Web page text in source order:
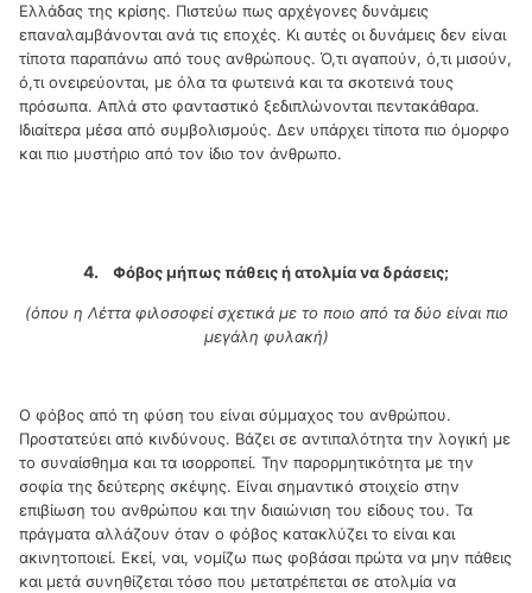
Ελλάδας της κρίσης. Πιστεύω πως αρχέγονες δυνάμεις
επαναλαμβάνονται ανά τις εποχές. Κι αυτές οι δυνάμεις δεν είναι
τίποτα παραπάνω από τους ανθρώπους. Ό,τι αγαπούν, ό,τι μισούν,
ό,τι ονειρεύονται, με όλα τα φωτεινά και τα σκοτεινά τους
πρόσωπα. Απλά στο φανταστικό ξεδιπλώνονται πεντακάθαρα.
Ιδιαίτερα μέσα από συμβολισμούς. Δεν υπάρχει τίποτα πιο όμορφο
και πιο μυστήριο από τον ίδιο τον άνθρωπο.
4. Φόβος μήπως πάθεις ή ατολμία να δράσεις;
(όπου η Λέττα φιλοσοφεί σχετικά με το ποιο από τα δύο είναι πιο
μεγάλη φυλακή)
Ο φόβος από τη φύση του είναι σύμμαχος του ανθρώπου.
Προστατεύει από κινδύνους. Βάζει σε αντιπαλότητα την λογική με
το συναίσθημα και τα ισορροπεί. Την παρορμητικότητα με την
σοφία της δεύτερης σκέψης. Είναι σημαντικό στοιχείο στην
επιβίωση του ανθρώπου και την διαιώνιση του είδους του. Τα
πράγματα αλλάζουν όταν ο φόβος κατακλύζει το είναι και
ακινητοποιεί. Εκεί, ναι, νομίζω πως φοβάσαι πρώτα να μην πάθεις
και μετά συνηθίζεται τόσο που μετατρέπεται σε ατολμία να